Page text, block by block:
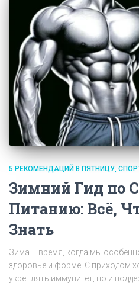
5 РЕКОМЕНДАЦИЙ В ПЯТНИЦУ
Зимний Гид по
Питанию: Всё,
Знать
Зима – время, когда мы
здоровье и форме. С приходом
укреплять иммунитет, но и